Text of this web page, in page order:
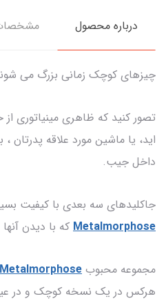
درباره محصول
چیزهای کوچک زمانی بزرگ می
تصور کنید که ظاهری مینیاتوری
اید، یا ماشین مورد علاقه پدرتان
داخل جیب.
جاکلیدهای سه بعدی با کیفیت بسیار
Metalmorphose که با دیدن
مجموعه محبوب Metalmorphose
هرکس در یک نسخه کوچک و در